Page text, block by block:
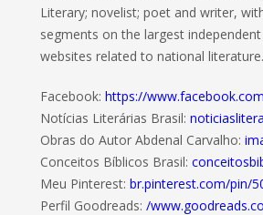
Literary; novelist; poet and writer,
segments on the largest
websites related to national literature.
Facebook:https://
Notícias Literárias Brasil:
Obras do Autor Abdenal Carvalho:
Conceitos Bíblicos Brasil:
Meu Pinterest:br.pinterest.com/pin/
Perfil Goodreads:/